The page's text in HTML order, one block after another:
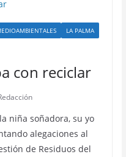
LA PALMA
con reciclar
niña soñadora, su yo
alegaciones al
de Residuos del